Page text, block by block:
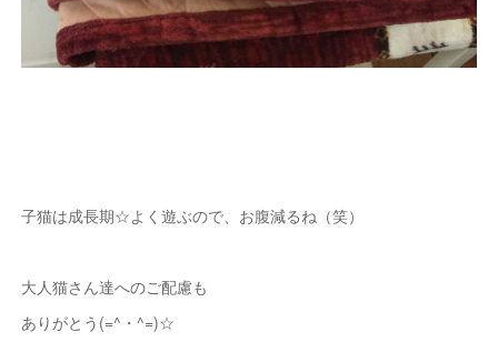
子猫は成長期☆よく遊ぶので、お腹減るね（笑）
大人猫さん達へのご配慮も
ありがとう(=^・^=)☆